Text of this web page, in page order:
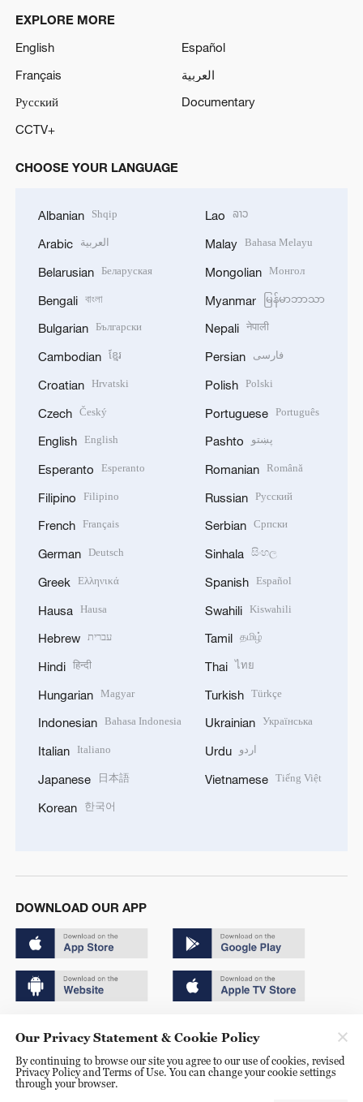
EXPLORE MORE
English
Español
Français
العربية
Русский
Documentary
CCTV+
CHOOSE YOUR LANGUAGE
Albanian Shqip
Arabic العربية
Belarusian Беларуская
Bengali বাংলা
Bulgarian Български
Cambodian ខ្មែរ
Croatian Hrvatski
Czech Český
English English
Esperanto Esperanto
Filipino Filipino
French Français
German Deutsch
Greek Ελληνικά
Hausa Hausa
Hebrew עברית
Hindi हिन्दी
Hungarian Magyar
Indonesian Bahasa Indonesia
Italian Italiano
Japanese 日本語
Korean 한국어
Lao ລາວ
Malay Bahasa Melayu
Mongolian Монгол
Myanmar မြန်မာဘာသာ
Nepali नेपाली
Persian فارسی
Polish Polski
Portuguese Português
Pashto پښتو
Romanian Română
Russian Русский
Serbian Српски
Sinhala සිංහල
Spanish Español
Swahili Kiswahili
Tamil தமிழ்
Thai ไทย
Turkish Türkçe
Ukrainian Українська
Urdu اردو
Vietnamese Tiếng Việt
DOWNLOAD OUR APP
京ICP备20000184号
京公网安备 11010502050052号
Our Privacy Statement & Cookie Policy
By continuing to browse our site you agree to our use of cookies, revised
Privacy Policy and Terms of Use. You can change your cookie settings
through your browser.